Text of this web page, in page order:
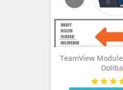
TeamView